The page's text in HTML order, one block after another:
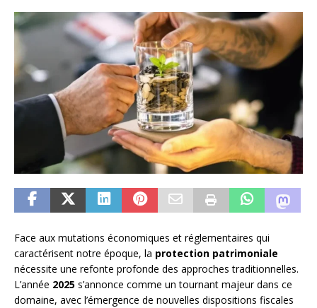
Face aux mutations économiques et réglementaires qui
caractérisent notre époque, la protection patrimoniale
nécessite une refonte profonde des approches traditionnelles.
L’année 2025 s’annonce comme un tournant majeur dans ce
domaine, avec l’émergence de nouvelles dispositions fiscales